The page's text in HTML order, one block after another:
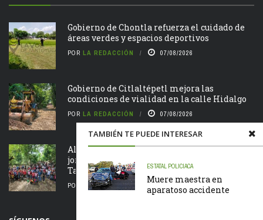
TAMBIÉN TE PUEDE INTERESAR
ESTATAL POLICIACA
Muere maestra en
aparatoso accidente
Gobierno de Chontla refuerza el cuidado de
áreas verdes y espacios deportivos
POR LA REDACCIÓN 07/08/2026
Gobierno de Citlaltépetl mejora las
condiciones de vialidad en la calle Hidalgo
POR LA REDACCIÓN 07/08/2026
Alcalde Roberto San Román encabeza
jornada de Tequio en el Parque Ecológico de
Tametate
POR LA REDACCIÓN 07/08/2026